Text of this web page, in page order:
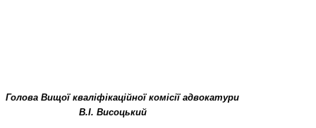
Голова Вищої кваліфікаційної комісії адвокатури
В.І. Висоцький